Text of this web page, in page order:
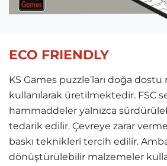
ECO FRIENDLY
KS Games puzzle’ları doğa
kullanılarak üretilmektedir. FSC
hammaddeler yalnızca
tedarik edilir. Çevreye zarar
baskı teknikleri tercih edilir.
dönüştürülebilir malzemeler